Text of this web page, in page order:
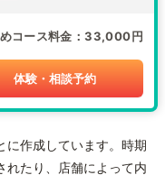
コース料金 33,000円
体験・相談予約
に作成しています。時期
れたり、店舗によって内